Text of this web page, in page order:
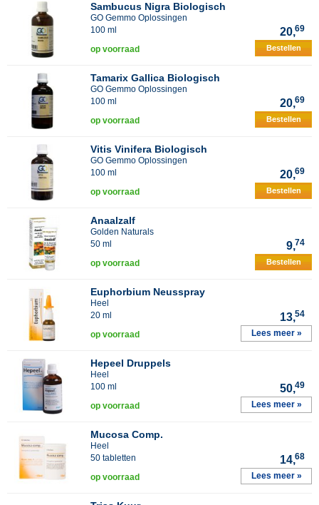
Sambucus Nigra Biologisch
GO Gemmo Oplossingen
100 ml
20,69
op voorraad Bestellen
Tamarix Gallica Biologisch
GO Gemmo Oplossingen
100 ml
20,69
op voorraad Bestellen
Vitis Vinifera Biologisch
GO Gemmo Oplossingen
100 ml
20,69
op voorraad Bestellen
Anaalzalf
Golden Naturals
50 ml
9,74
op voorraad Bestellen
Euphorbium Neusspray
Heel
20 ml
13,54
op voorraad Lees meer »
Hepeel Druppels
Heel
100 ml
50,49
op voorraad Lees meer »
Mucosa Comp.
Heel
50 tabletten
14,68
op voorraad Lees meer »